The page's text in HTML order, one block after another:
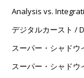
Analysis vs.
デジタルカースト /
スーパー・シャド
スーパー・シャド